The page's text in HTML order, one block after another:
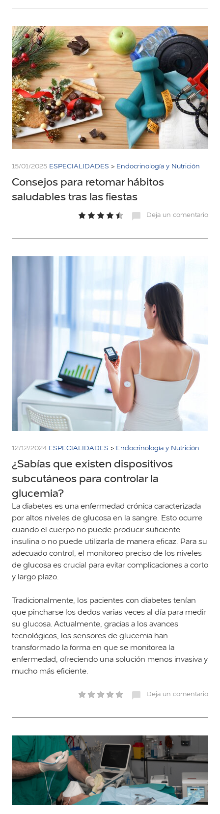
15/01/2025 ESPECIALIDADES > Endocrinología y Nutrición
Consejos para retomar hábitos
saludables tras las fiestas
Deja un comentario
12/12/2024 ESPECIALIDADES > Endocrinología y Nutrición
¿Sabías que existen dispositivos
subcutáneos para controlar la
glucemia?
La diabetes es una enfermedad crónica caracterizada
por altos niveles de glucosa en la sangre. Esto ocurre
cuando el cuerpo no puede producir suficiente
insulina o no puede utilizarla de manera eficaz. Para su
adecuado control, el monitoreo preciso de los niveles
de glucosa es crucial para evitar complicaciones a corto
y largo plazo.
Tradicionalmente, los pacientes con diabetes tenían
que pincharse los dedos varias veces al día para medir
su glucosa. Actualmente, gracias a los avances
tecnológicos, los sensores de glucemia han
transformado la forma en que se monitorea la
enfermedad, ofreciendo una solución menos invasiva y
mucho más eficiente.
Deja un comentario